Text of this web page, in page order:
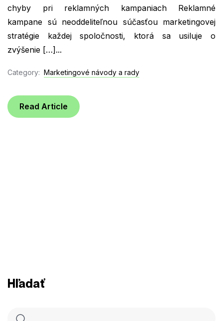
chyby pri reklamných kampaniach Reklamné
kampane sú neoddeliteľnou súčasťou marketingovej
stratégie každej spoločnosti, ktorá sa usiluje o
zvýšenie […]...
Category: Marketingové návody a rady
Read Article
Hľadať